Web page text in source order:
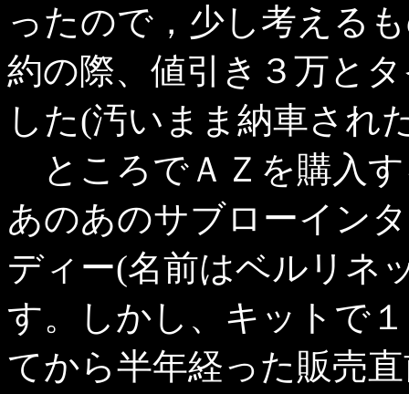
ったので，少し考える
約の際、値引き３万と
した(汚いまま納車され
ところでＡＺを購入
あのあのサブローイン
ディー(名前はベルリネ
す。しかし、キットで
てから半年経った販売